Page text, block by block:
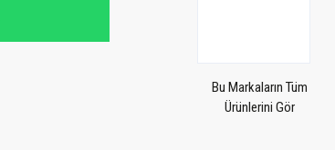
Bu Markaların Tüm
Ürünlerini Gör